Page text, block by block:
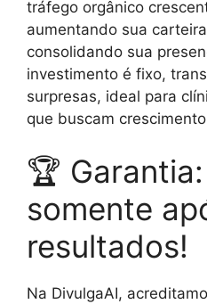
tráfego orgânico
aumentando sua
consolidando sua
investimento é fixo,
surpresas, ideal para
que buscam
🏆
somente
resultados!
Na DivulgaAI,